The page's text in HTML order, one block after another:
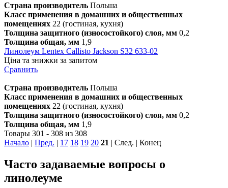
Страна производитель Польша
Класс применения в домашних и общественных
помещениях 22 (гостиная, кухня)
Толщина защитного (износостойкого) слоя, мм 0,2
Толщина общая, мм 1,9
Линолеум Lentex Callisto Jackson S32 633-02
Ціна та знижки за запитом
Сравнить
Страна производитель Польша
Класс применения в домашних и общественных
помещениях 22 (гостиная, кухня)
Толщина защитного (износостойкого) слоя, мм 0,2
Толщина общая, мм 1,9
Товары 301 - 308 из 308
Начало | Пред. | 17 18 19 20 21 | След. | Конец
Часто задаваемые вопросы о
линолеуме